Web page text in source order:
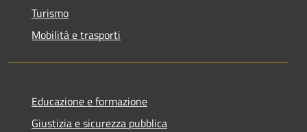
Turismo
Mobilità e trasporti
Educazione e formazione
Giustizia e sicurezza pubblica